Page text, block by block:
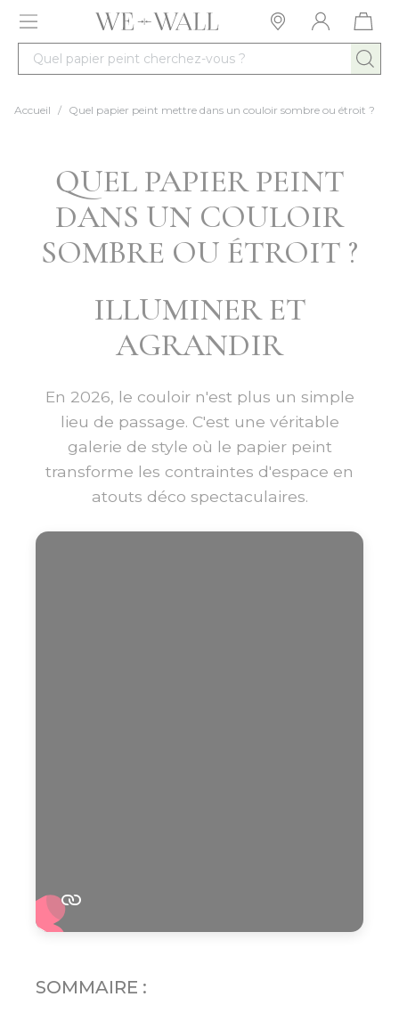
Allez au contenu
Quel papier peint cherchez-vous ?
Accueil / Quel papier peint mettre dans un couloir sombre ou étroit ?
QUEL PAPIER PEINT
DANS UN COULOIR
SOMBRE OU ÉTROIT ?
ILLUMINER ET
AGRANDIR
En 2026, le couloir n'est plus un simple
lieu de passage. C'est une véritable
galerie de style où le papier peint
transforme les contraintes d'espace en
atouts déco spectaculaires.
SOMMAIRE :